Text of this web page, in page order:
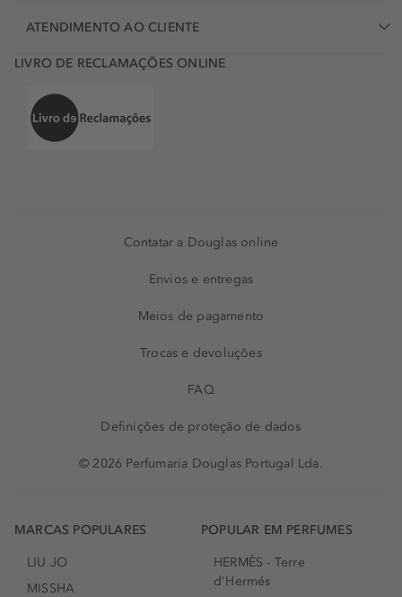
ATENDIMENTO AO CLIENTE
LIVRO DE RECLAMAÇÕES ONLINE
Contatar a Douglas online
Envios e entregas
Meios de pagamento
Trocas e devoluções
FAQ
Definições de proteção de dados
© 2026 Perfumaria Douglas Portugal Lda.
MARCAS POPULARES
LIU JO
MISSHA
POPULAR EM PERFUMES
HERMÈS - Terre
d'Hermés